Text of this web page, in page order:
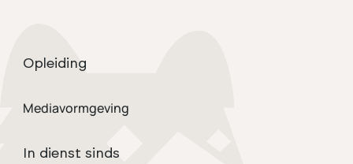
Opleiding
Mediavormgeving
In dienst sinds